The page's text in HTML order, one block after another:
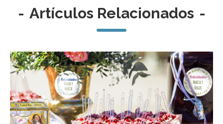
- Artículos Relacionados -